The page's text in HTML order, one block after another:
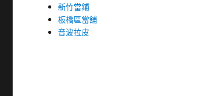
新竹當鋪
板橋區當舖
音波拉皮